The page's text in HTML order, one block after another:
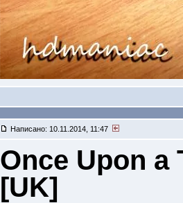
Написано: 10.11.2014, 11:47
Once Upon a
[UK]